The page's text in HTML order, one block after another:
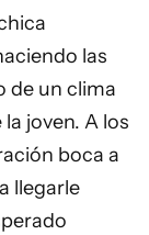
las
de un clima
joven. A los
boca a
llegarle